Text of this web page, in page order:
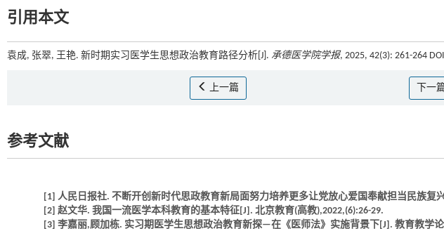
引用本文
袁成, 张翠, 王艳. 新时期实习医学生思想政治教育路径分析[J]. 承德医学院学报, 2025, 42(3): 261-264
上一篇 下一
参考文献
[1] 人民日报社. 不断开创新时代思政教育新局面努力培养更多让党放心爱国奉献担当民族复
[2] 赵文华. 我国一流医学本科教育的基本特征[J]. 北京教育(高教),2022,(6):26-29.
[3] 李嘉丽,顾加栋. 实习期医学生思想政治教育新探—在《医师法》实施背景下[J]. 教育教学论